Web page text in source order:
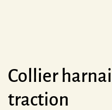
Collier
traction